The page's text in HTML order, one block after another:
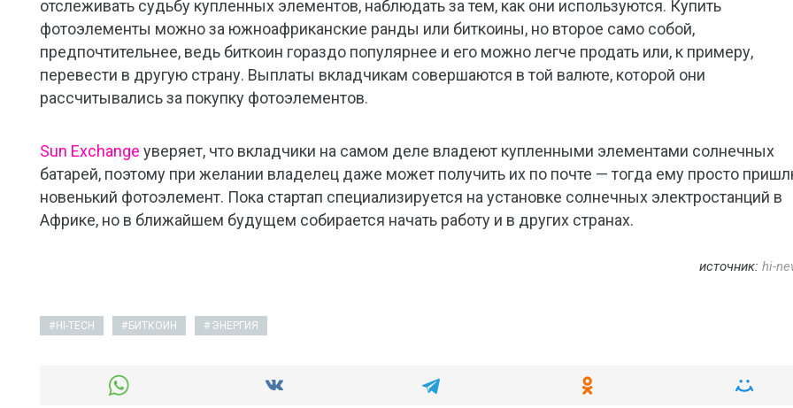
отслеживать судьбу купленных элементов, наблюдать за тем, как они используются. Купить
фотоэлементы можно за южноафриканские ранды или биткоины, но второе само собой,
предпочтительнее, ведь биткоин гораздо популярнее и его можно легче продать или, к примеру,
перевести в другую страну. Выплаты вкладчикам совершаются в той валюте, которой они
рассчитывались за покупку фотоэлементов.
Sun Exchange уверяет, что вкладчики на самом деле владеют купленными элементами солнечных
батарей, поэтому при желании владелец даже может получить их по почте — тогда ему просто
новенький фотоэлемент. Пока стартап специализируется на установке солнечных электростанций в
Африке, но в ближайшем будущем собирается начать работу и в других странах.
источник: hi-
HI-TECH БИТКОИН ЭНЕРГИЯ